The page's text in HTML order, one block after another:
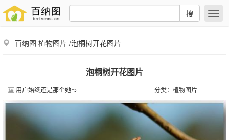
搜
百纳图 植物图片 /泡桐树开花图片
泡桐树开花图片
用户始终还是那个她っ 分类： 植物图片